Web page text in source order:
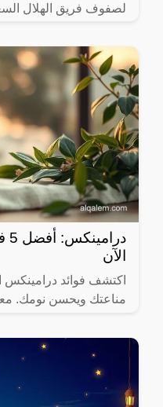
لصفوف فريق الهلال
الآن
اكتشف فوائد
مناعتك ويحسن نومك.